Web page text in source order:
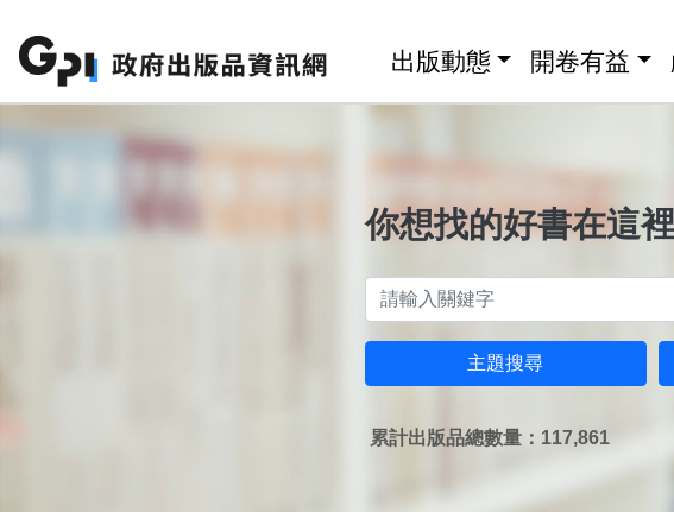
出版動態 開卷有益
你想找的好書在這裡
主題搜尋
累計出版品總數量：117,861